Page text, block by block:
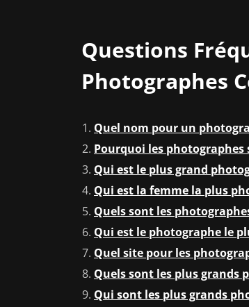
Questions
Photographes
Quel nom pour un
Pourquoi les photographes
Qui est le plus grand
Qui est la femme la plus
Quels sont les
Qui est le photographe le
Quel site pour les
Quels sont les plus grands
Qui sont les plus grands